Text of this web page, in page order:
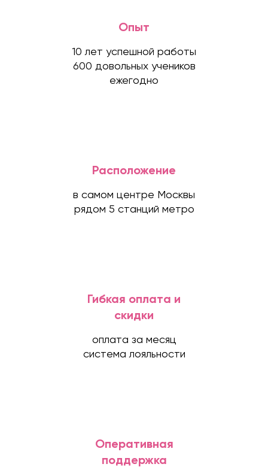
Опыт
10 лет успешной работы
600 довольных учеников
ежегодно
Расположение
в самом центре Москвы
рядом 5 станций метро
Гибкая оплата и
скидки
оплата за месяц
система лояльности
Оперативная
поддержка